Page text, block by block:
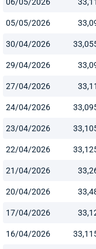
05/05/2026
30/04/2026
29/04/2026
27/04/2026 33,11
24/04/2026
23/04/2026
22/04/2026
21/04/2026
20/04/2026
17/04/2026
16/04/2026